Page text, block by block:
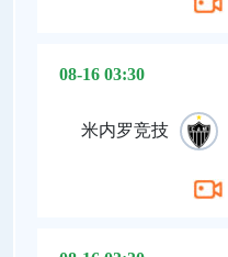
08-16 03:30
米内罗竞技